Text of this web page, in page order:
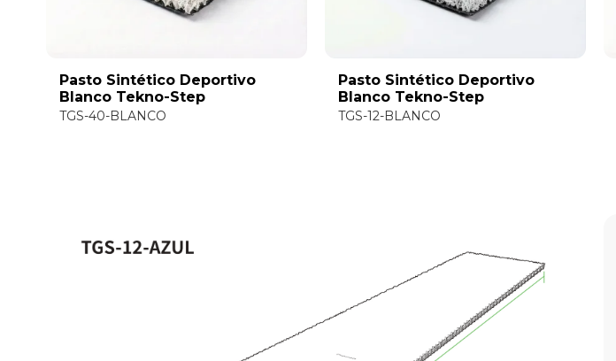
Pasto Sintético Deportivo
Blanco Tekno-Step
TGS-40-BLANCO
Pasto Sintético Deportivo
Blanco Tekno-Step
TGS-12-BLANCO